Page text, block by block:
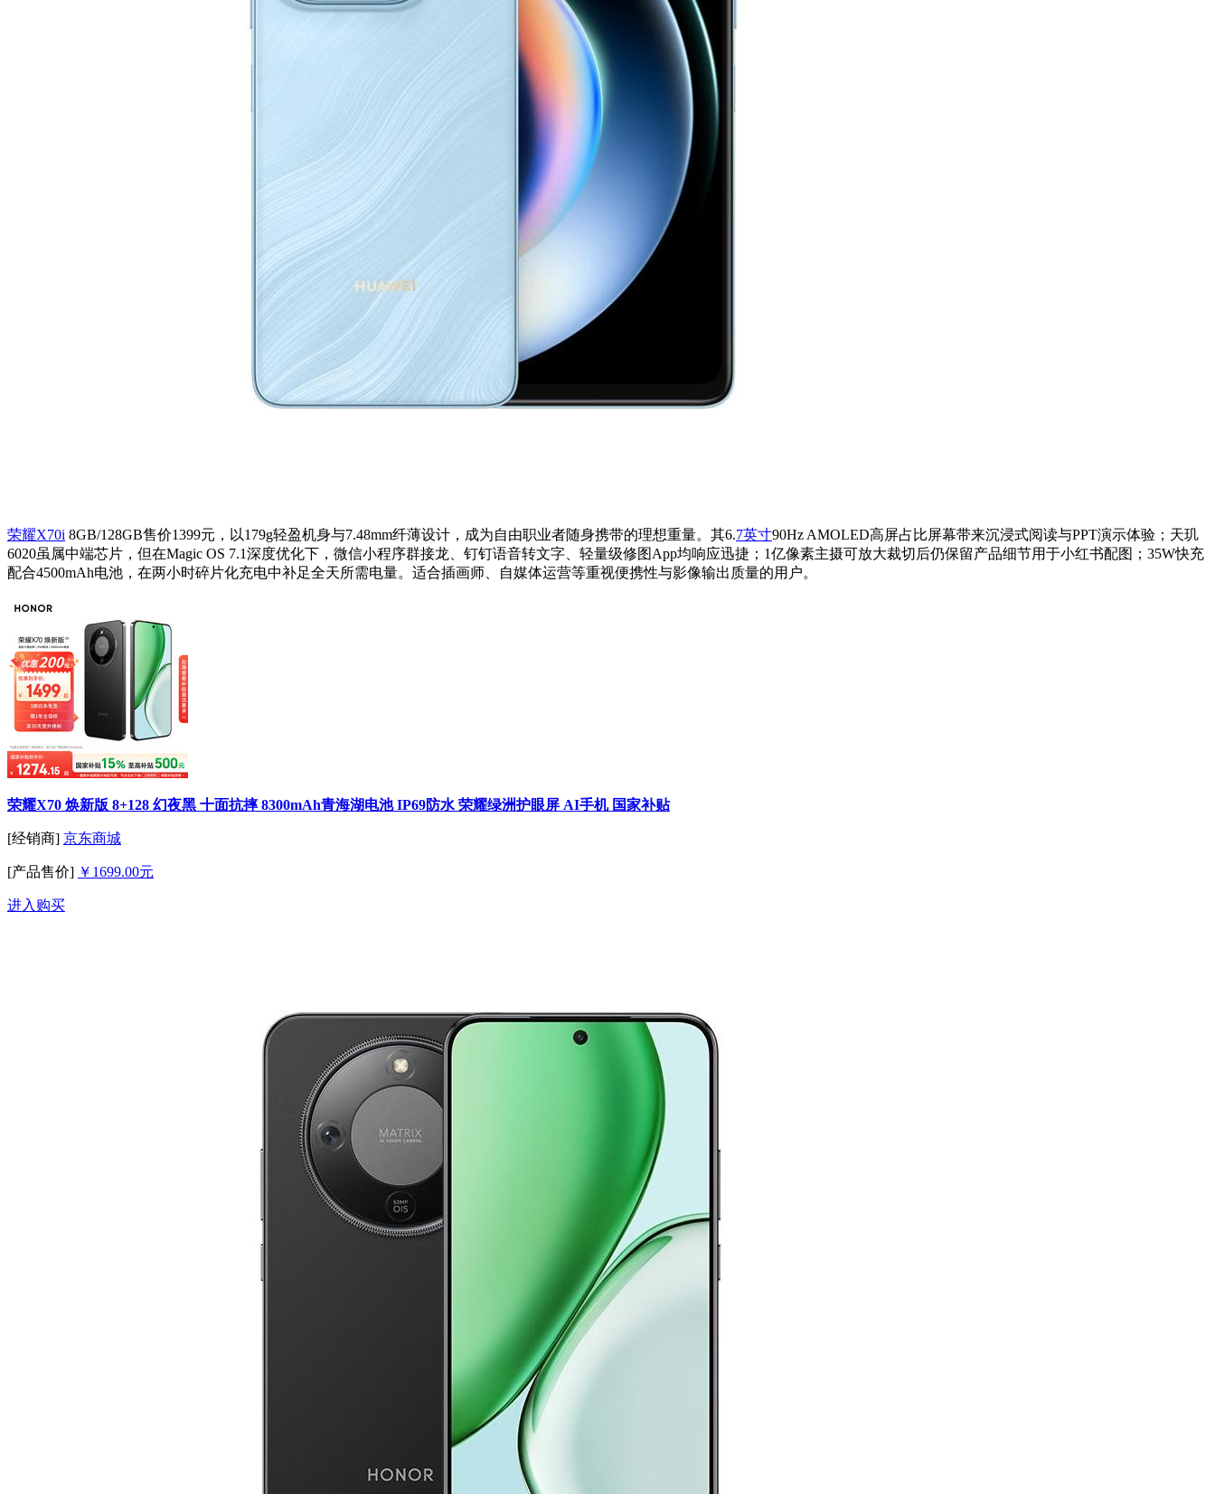
荣耀X70i 8GB/128GB售价1399元，以179g轻盈机身与7.48mm纤薄设计，成为自由职业者随身携带的理想重量。其6.7英寸90Hz AMOLED高屏占比屏幕带来沉浸式阅读与PPT演示体验；天玑
6020虽属中端芯片，但在Magic OS 7.1深度优化下，微信小程序群接龙、钉钉语音转文字、轻量级修图App均响应迅捷；1亿像素主摄可放大裁切后仍保留产品细节用于小红书配图；35W快充
配合4500mAh电池，在两小时碎片化充电中补足全天所需电量。适合插画师、自媒体运营等重视便携性与影像输出质量的用户。
荣耀X70 焕新版 8+128 幻夜黑 十面抗摔 8300mAh青海湖电池 IP69防水 荣耀绿洲护眼屏 AI手机 国家补贴
[经销商] 京东商城
[产品售价] ￥1699.00元
进入购买